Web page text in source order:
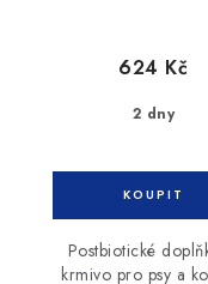
2 dny
624 Kč
Postbiotické
krmivo pro psy a